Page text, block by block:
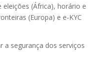
(África), horário e
(Europa) e e-KYC
a segurança dos serviços